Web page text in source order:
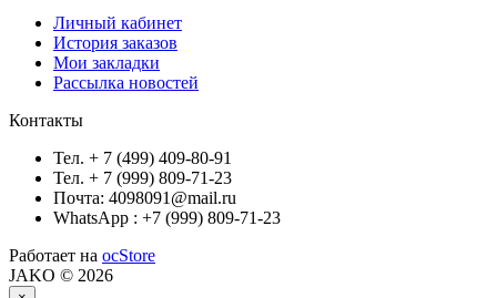
Личный кабинет
История заказов
Мои закладки
Рассылка новостей
Контакты
Тел. + 7 (499) 409-80-91
Тел. + 7 (999) 809-71-23
Почта: 4098091@mail.ru
WhatsApp : +7 (999) 809-71-23
Работает на ocStore
JAKO © 2026